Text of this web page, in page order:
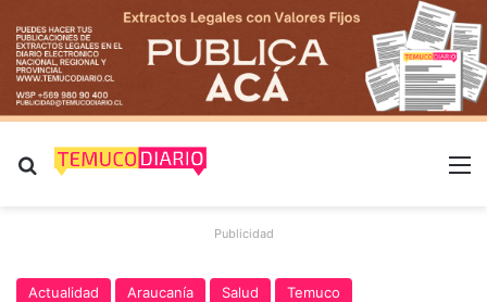
Buscar por
Publicidad
Actualidad Araucanía Salud Temuco